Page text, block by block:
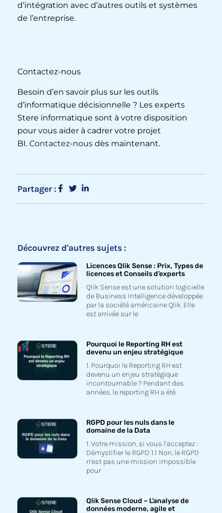
d’intégration avec d’autres outils et systèmes
de l’entreprise.
Contactez-nous
Besoin d’en savoir plus sur les outils
d’informatique décisionnelle ? Les experts
Stere informatique sont à votre disposition
pour vous aider à cadrer votre projet
BI. Contactez-nous dès maintenant.
Partager :
Découvrez d'autres sujets :
Licences Qlik Sense : Prix, Types de
licences et Conseils d’experts
Qlik Sense est une solution logicielle
de Business Intelligence développée
par la société américaine Qlik. Elle
est arrivée sur le
Pourquoi le Reporting RH est
devenu un enjeu stratégique
1. Pourquoi le Reporting RH est
devenu un enjeu stratégique
incontournable ? Pendant des
années, le reporting RH a été
RGPD pour les nuls dans le
domaine de la Data
1. Votre mission, si vous l’acceptez :
Démystifier le RGPD 1.1 Non, le RGPD
n’est pas une mission impossible
pour
Qlik Sense Cloud – L’analyse de
données moderne, agile et